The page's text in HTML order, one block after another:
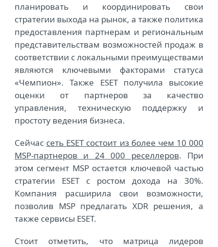
планировать и координировать свои
стратегии выхода на рынок, а также политика
предоставления партнерам и региональным
представительствам возможностей продаж в
соответствии с локальными преимуществами
являются ключевыми факторами статуса
«Чемпион». Также ESET получила высокие
оценки от партнеров за качество
управления, техническую поддержку и
простоту ведения бизнеса.
Сейчас сеть ESET состоит из более чем 10 000
MSP-партнеров и 24 000 реселлеров. При
этом сегмент MSP остается ключевой частью
стратегии ESET с ростом дохода на 30%.
Компания расширила свои возможности,
позволив MSP предлагать XDR решения, а
также сервисы ESET.
Стоит отметить, что матрица лидеров